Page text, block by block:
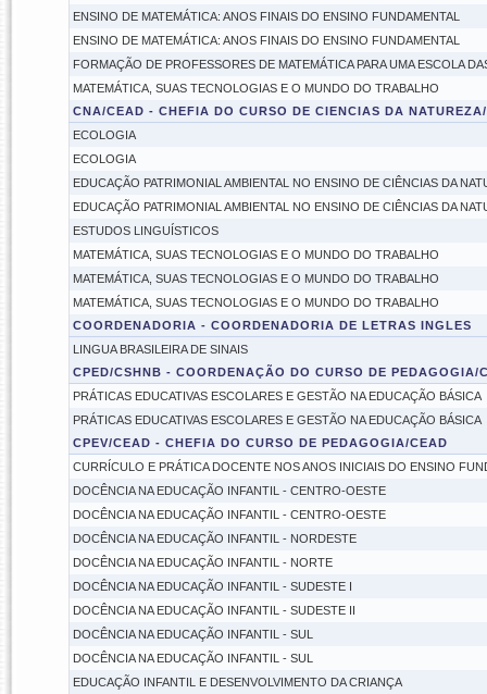
ENSINO DE MATEMÁTICA: ANOS FINAIS DO ENSINO FUNDAMENTAL
ENSINO DE MATEMÁTICA: ANOS FINAIS DO ENSINO FUNDAMENTAL
FORMAÇÃO DE PROFESSORES DE MATEMÁTICA PARA UMA ESCOLA
MATEMÁTICA, SUAS TECNOLOGIAS E O MUNDO DO TRABALHO
CNA/CEAD - CHEFIA DO CURSO DE CIENCIAS DA
ECOLOGIA
ECOLOGIA
EDUCAÇÃO PATRIMONIAL AMBIENTAL NO ENSINO DE CIÊNCIAS DA
EDUCAÇÃO PATRIMONIAL AMBIENTAL NO ENSINO DE CIÊNCIAS DA
ESTUDOS LINGUÍSTICOS
MATEMÁTICA, SUAS TECNOLOGIAS E O MUNDO DO TRABALHO
MATEMÁTICA, SUAS TECNOLOGIAS E O MUNDO DO TRABALHO
MATEMÁTICA, SUAS TECNOLOGIAS E O MUNDO DO TRABALHO
COORDENADORIA - COORDENADORIA DE LETRAS INGLES
LINGUA BRASILEIRA DE SINAIS
CPED/CSHNB - COORDENAÇÃO DO CURSO DE PEDAGOGIA/
PRÁTICAS EDUCATIVAS ESCOLARES E GESTÃO NA EDUCAÇÃO BÁSICA
PRÁTICAS EDUCATIVAS ESCOLARES E GESTÃO NA EDUCAÇÃO BÁSICA
CPEV/CEAD - CHEFIA DO CURSO DE PEDAGOGIA/CEAD
CURRÍCULO E PRÁTICA DOCENTE NOS ANOS INICIAIS DO ENSINO
DOCÊNCIA NA EDUCAÇÃO INFANTIL - CENTRO-OESTE
DOCÊNCIA NA EDUCAÇÃO INFANTIL - CENTRO-OESTE
DOCÊNCIA NA EDUCAÇÃO INFANTIL - NORDESTE
DOCÊNCIA NA EDUCAÇÃO INFANTIL - NORTE
DOCÊNCIA NA EDUCAÇÃO INFANTIL - SUDESTE I
DOCÊNCIA NA EDUCAÇÃO INFANTIL - SUDESTE II
DOCÊNCIA NA EDUCAÇÃO INFANTIL - SUL
DOCÊNCIA NA EDUCAÇÃO INFANTIL - SUL
EDUCAÇÃO INFANTIL E DESENVOLVIMENTO DA CRIANÇA